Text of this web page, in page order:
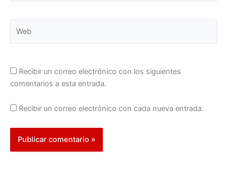
Recibir un correo electrónico con los siguientes
comentarios a esta entrada.
Recibir un correo electrónico con cada nueva entrada.